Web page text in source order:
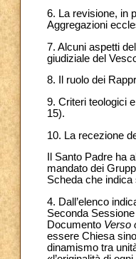
6. La revisione, in
Aggregazioni
7. Alcuni aspetti
giudiziale del
8. Il ruolo dei
9. Criteri teologici
15).
10. La recezione
Il Santo Padre ha
mandato dei
Scheda che indica
4. Dall’elenco
Seconda
Documento Verso
essere Chiesa
dinamismo tra